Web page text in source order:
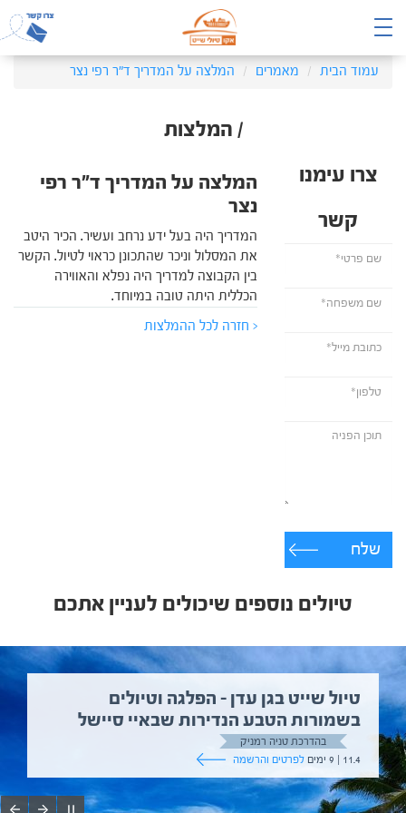
עמוד הבית מאמרים המלצה על המדריך ד"ר רפי נצר
/ המלצות
צרו עימנו
קשר
שלח
המלצה על המדריך ד"ר רפי
נצר
המדריך היה בעל ידע נרחב ועשיר. הכיר היטב
את המסלול וניכר שהתכונן כראוי לטיול. הקשר
בין הקבוצה למדריך היה נפלא והאווירה
הכללית היתה טובה במיוחד.
< חזרה לכל ההמלצות
טיולים נוספים שיכולים לעניין אתכם
טיול שייט בגן עדן – הפלגה וטיולים
בשמורות הטבע הנדירות שבאיי סיישל
בהדרכת טניה רמניק
11.4 | 9 ימים
לפרטים והרשמה